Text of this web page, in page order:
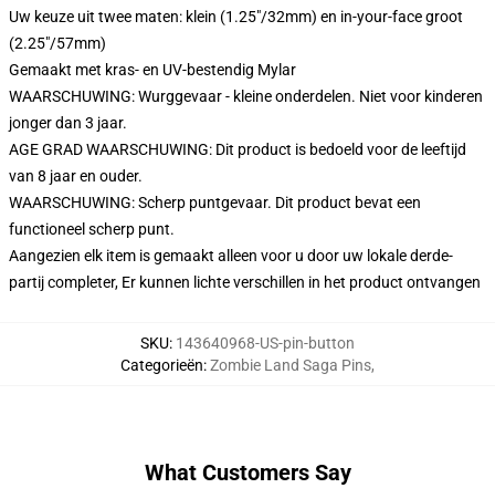
Uw keuze uit twee maten: klein (1.25"/32mm) en in-your-face groot
(2.25"/57mm)
Gemaakt met kras- en UV-bestendig Mylar
WAARSCHUWING: Wurggevaar - kleine onderdelen. Niet voor kinderen
jonger dan 3 jaar.
AGE GRAD WAARSCHUWING: Dit product is bedoeld voor de leeftijd
van 8 jaar en ouder.
WAARSCHUWING: Scherp puntgevaar. Dit product bevat een
functioneel scherp punt.
Aangezien elk item is gemaakt alleen voor u door uw lokale derde-
partij completer, Er kunnen lichte verschillen in het product ontvangen
SKU: 143640968-US-pin-button
Categorieën:Zombie Land Saga Pins,
What Customers Say